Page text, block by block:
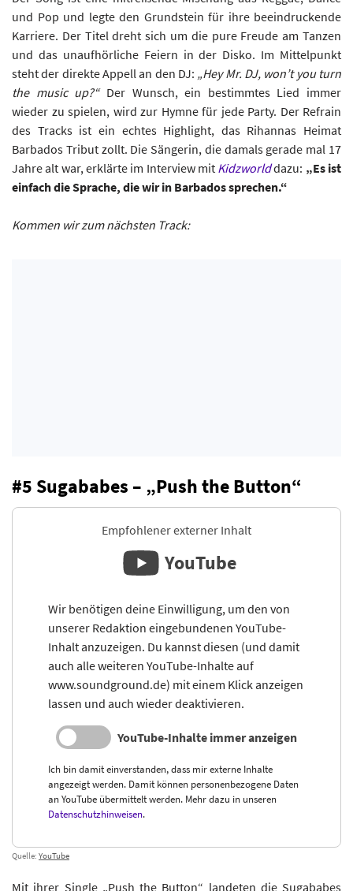
und Pop und legte den Grundstein für ihre beeindruckende
Karriere. Der Titel dreht sich um die pure Freude am Tanzen
und das unaufhörliche Feiern in der Disko. Im Mittelpunkt
steht der direkte Appell an den DJ: „Hey Mr. DJ, won’t you turn
the music up?“Der Wunsch, ein bestimmtes Lied immer
wieder zu spielen, wird zur Hymne für jede Party. Der Refrain
des Tracks ist ein echtes Highlight, das Rihannas Heimat
Barbados Tribut zollt. Die Sängerin, die damals gerade mal 17
Jahre alt war, erklärte im Interview mit Kidzworlddazu: „Es ist
einfach die Sprache, die wir in Barbados sprechen.“
Kommen wir zum nächsten Track:
#5 Sugababes – „Push the Button“
Empfohlener externer Inhalt
YouTube
Wir benötigen deine Einwilligung, um den von
unserer Redaktion eingebundenen YouTube-
Inhalt anzuzeigen. Du kannst diesen (und damit
auch alle weiteren YouTube-Inhalte auf
www.soundground.de) mit einem Klick anzeigen
lassen und auch wieder deaktivieren.
YouTube-Inhalte immer anzeigen
Ich bin damit einverstanden, dass mir externe Inhalte
angezeigt werden. Damit können personenbezogene Daten
an YouTube übermittelt werden. Mehr dazu in unseren
Datenschutzhinweisen.
Quelle: YouTube
Mit ihrer Single „Push the Button“ landeten die Sugababes